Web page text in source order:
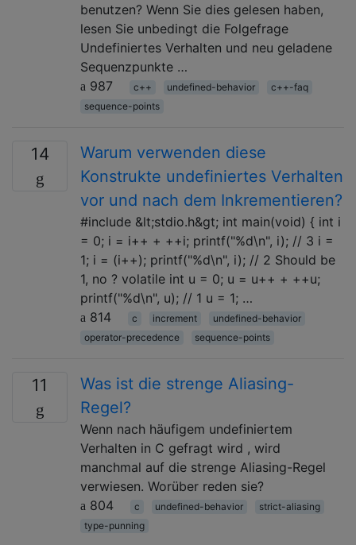
benutzen? Wenn Sie dies gelesen haben,
lesen Sie unbedingt die Folgefrage
Undefiniertes Verhalten und neu geladene
Sequenzpunkte …
987
c++ undefined-behavior
c++-faq
sequence-points
14
Warum verwenden diese
Konstrukte undefiniertes Verhalten
vor und nach dem Inkrementieren?
#include &lt;stdio.h&gt; int main(void) { int i
= 0; i = i++ + ++i; printf("%d\n", i); // 3 i =
1; i = (i++); printf("%d\n", i); // 2 Should be
1, no ? volatile int u = 0; u = u++ + ++u;
printf("%d\n", u); // 1 u = 1; …
814
c increment
undefined-behavior
operator-precedence
sequence-points
11
Was ist die strenge Aliasing-
Regel?
Wenn nach häufigem undefiniertem
Verhalten in C gefragt wird , wird
manchmal auf die strenge Aliasing-Regel
verwiesen. Worüber reden sie?
804
c undefined-behavior
strict-aliasing
type-punning